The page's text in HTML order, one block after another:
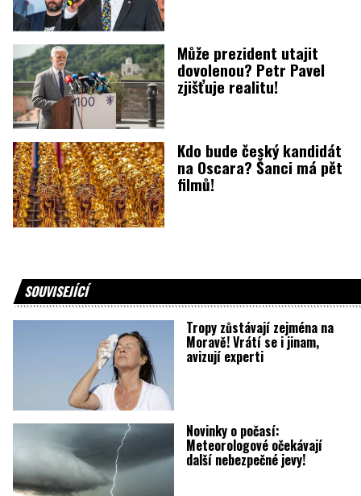
Může prezident utajit
dovolenou? Petr Pavel
zjišťuje realitu!
Kdo bude český kandidát
na Oscara? Šanci má pět
filmů!
SOUVISEJÍCÍ
Tropy zůstávají zejména na
Moravě! Vrátí se i jinam,
avizují experti
Novinky o počasí:
Meteorologové očekávají
další nebezpečné jevy!